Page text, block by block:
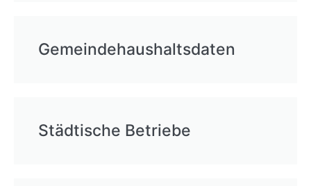
Gemeindehaushaltsdaten
Städtische Betriebe